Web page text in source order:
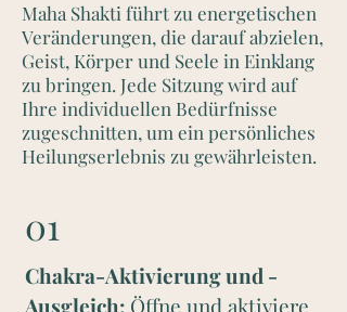
Maha Shakti führt zu energetischen
Veränderungen, die darauf abzielen,
Geist, Körper und Seele in Einklang
zu bringen. Jede Sitzung wird auf
Ihre individuellen Bedürfnisse
zugeschnitten, um ein persönliches
Heilungserlebnis zu gewährleisten.
01
Chakra-Aktivierung und -
Ausgleich: Öffne und aktiviere